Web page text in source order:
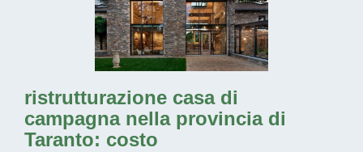
ristrutturazione casa di
campagna nella provincia di
Taranto: costo